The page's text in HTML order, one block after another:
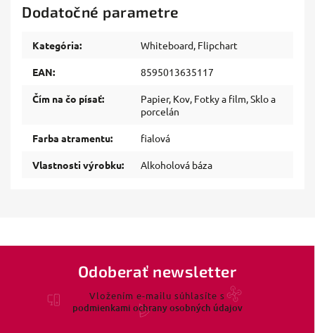
Dodatočné parametre
Kategória: Whiteboard, Flipchart
EAN: 8595013635117
Čím na čo písať:
Papier, Kov, Fotky a film, Sklo a
porcelán
Farba atramentu: fialová
Vlastnosti výrobku: Alkoholová báza
Odoberať newsletter
Vložením e-mailu súhlasíte s
podmienkami ochrany osobných údajov